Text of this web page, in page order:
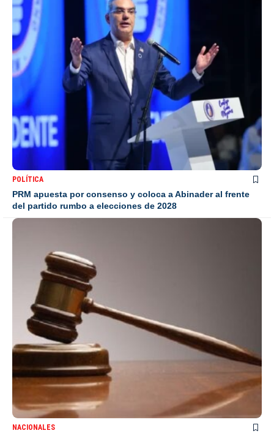
POLÍTICA
PRM apuesta por consenso y coloca a Abinader al frente
del partido rumbo a elecciones de 2028
NACIONALES